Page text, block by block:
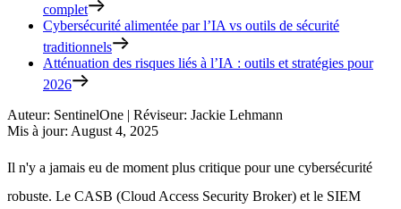
complet
Cybersécurité alimentée par l’IA vs outils de sécurité
traditionnels
Atténuation des risques liés à l’IA : outils et stratégies pour
2026
Auteur: SentinelOne | Réviseur: Jackie Lehmann
Mis à jour: August 4, 2025
Il n'y a jamais eu de moment plus critique pour une cybersécurité
robuste. Le CASB (Cloud Access Security Broker) et le SIEM